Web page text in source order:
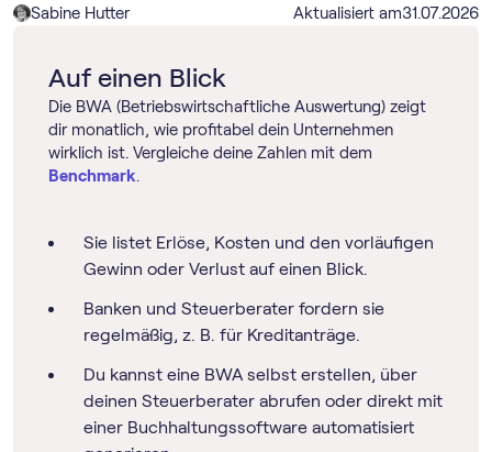
Sabine Hutter Aktualisiert am31.07.2026
Auf einen Blick
Die BWA (Betriebswirtschaftliche Auswertung) zeigt
dir monatlich, wie profitabel dein Unternehmen
wirklich ist. Vergleiche deine Zahlen mit dem
Benchmark.
Sie listet Erlöse, Kosten und den vorläufigen
Gewinn oder Verlust auf einen Blick.
Banken und Steuerberater fordern sie
regelmäßig, z. B. für Kreditanträge.
Du kannst eine BWA selbst erstellen, über
deinen Steuerberater abrufen oder direkt mit
einer Buch­haltungs­software automatisiert